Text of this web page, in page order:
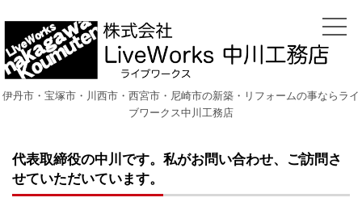
伊丹市・宝塚市・川西市・西宮市・尼崎市の新築・リフォームの事ならライ
ブワークス中川工務店
代表取締役の中川です。私がお問い合わせ、ご訪問さ
せていただいています。